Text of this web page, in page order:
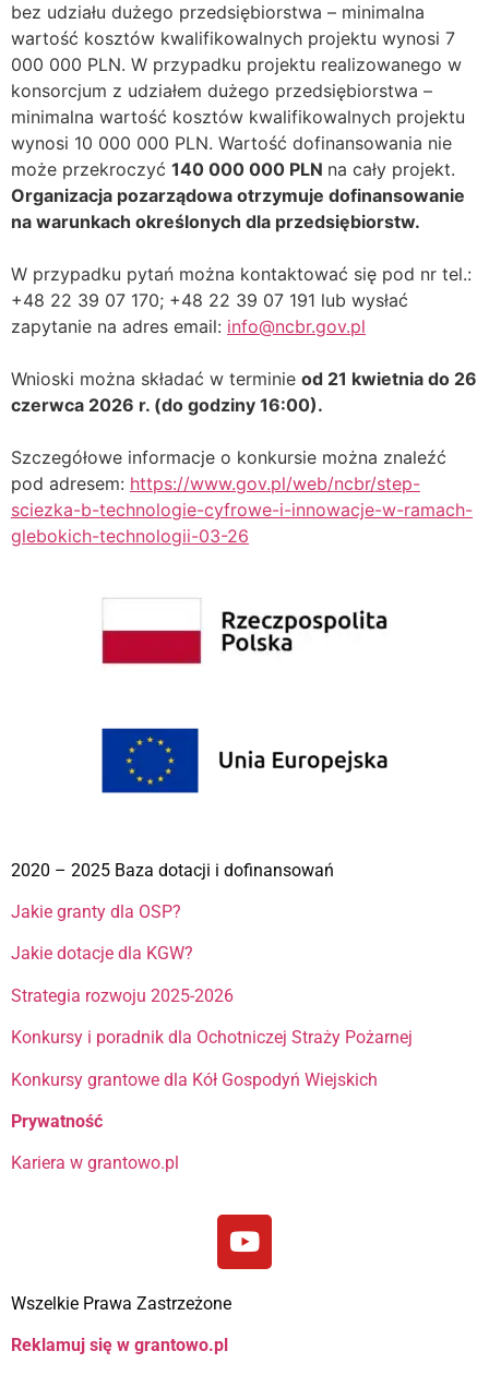
bez udziału dużego przedsiębiorstwa – minimalna
wartość kosztów kwalifikowalnych projektu wynosi 7
000 000 PLN. W przypadku projektu realizowanego w
konsorcjum z udziałem dużego przedsiębiorstwa –
minimalna wartość kosztów kwalifikowalnych projektu
wynosi 10 000 000 PLN. Wartość dofinansowania nie
może przekroczyć 140 000 000 PLN na cały projekt.
Organizacja pozarządowa otrzymuje dofinansowanie
na warunkach określonych dla przedsiębiorstw.
W przypadku pytań można kontaktować się pod nr tel.:
+48 22 39 07 170; +48 22 39 07 191 lub wysłać
zapytanie na adres email: info@ncbr.gov.pl
Wnioski można składać w terminie od 21 kwietnia do 26
czerwca 2026 r. (do godziny 16:00).
Szczegółowe informacje o konkursie można znaleźć
pod adresem: https://www.gov.pl/web/ncbr/step-
sciezka-b-technologie-cyfrowe-i-innowacje-w-ramach-
glebokich-technologii-03-26
2020 – 2025 Baza dotacji i dofinansowań
Jakie granty dla OSP?
Jakie dotacje dla KGW?
Strategia rozwoju 2025-2026
Konkursy i poradnik dla Ochotniczej Straży Pożarnej
Konkursy grantowe dla Kół Gospodyń Wiejskich
Prywatność
Kariera w grantowo.pl
Wszelkie Prawa Zastrzeżone
Reklamuj się w grantowo.pl